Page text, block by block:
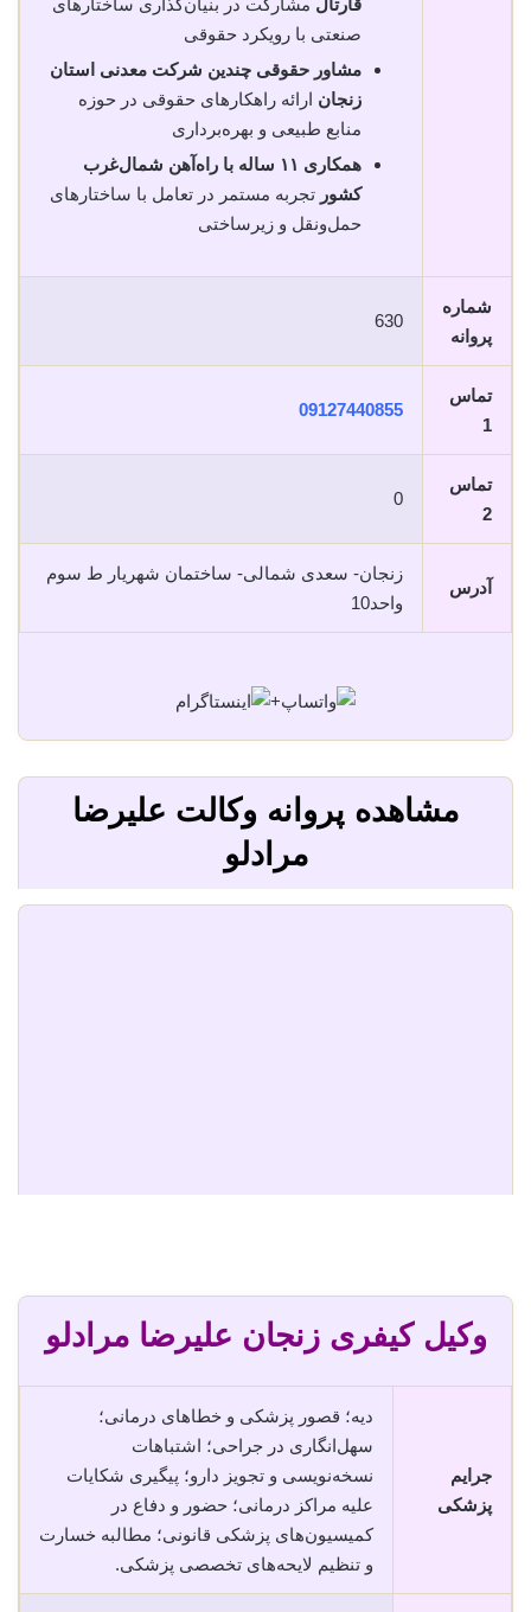
صنعتی با رویکرد حقوقی
مشاور حقوقی چندین شرکت معدنی استان
زنجان ارائه راهکارهای حقوقی در حوزه
منابع طبیعی و بهره‌برداری
همکاری ۱۱ ساله با راه‌آهن شمال‌غرب
کشور تجربه مستمر در تعامل با ساختارهای
حمل‌ونقل و زیرساختی
شماره
پروانه
630
تماس
1
09127440855
تماس
2
0
آدرس
زنجان- سعدی شمالی- ساختمان شهريار ط سوم
واحد10
+
مشاهده پروانه وکالت علیرضا
مرادلو
وکیل کیفری زنجان علیرضا مرادلو
جرایم
پزشکی
دیه؛ قصور پزشکی و خطاهای درمانی؛
سهل‌انگاری در جراحی؛ اشتباهات
نسخه‌نویسی و تجویز دارو؛ پیگیری شکایات
علیه مراکز درمانی؛ حضور و دفاع در
کمیسیون‌های پزشکی قانونی؛ مطالبه خسارت
و تنظیم لایحه‌های تخصصی پزشکی.